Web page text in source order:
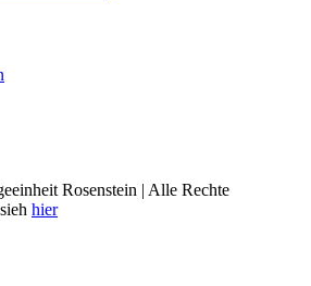
Rosenstein | Alle Rechte
hier